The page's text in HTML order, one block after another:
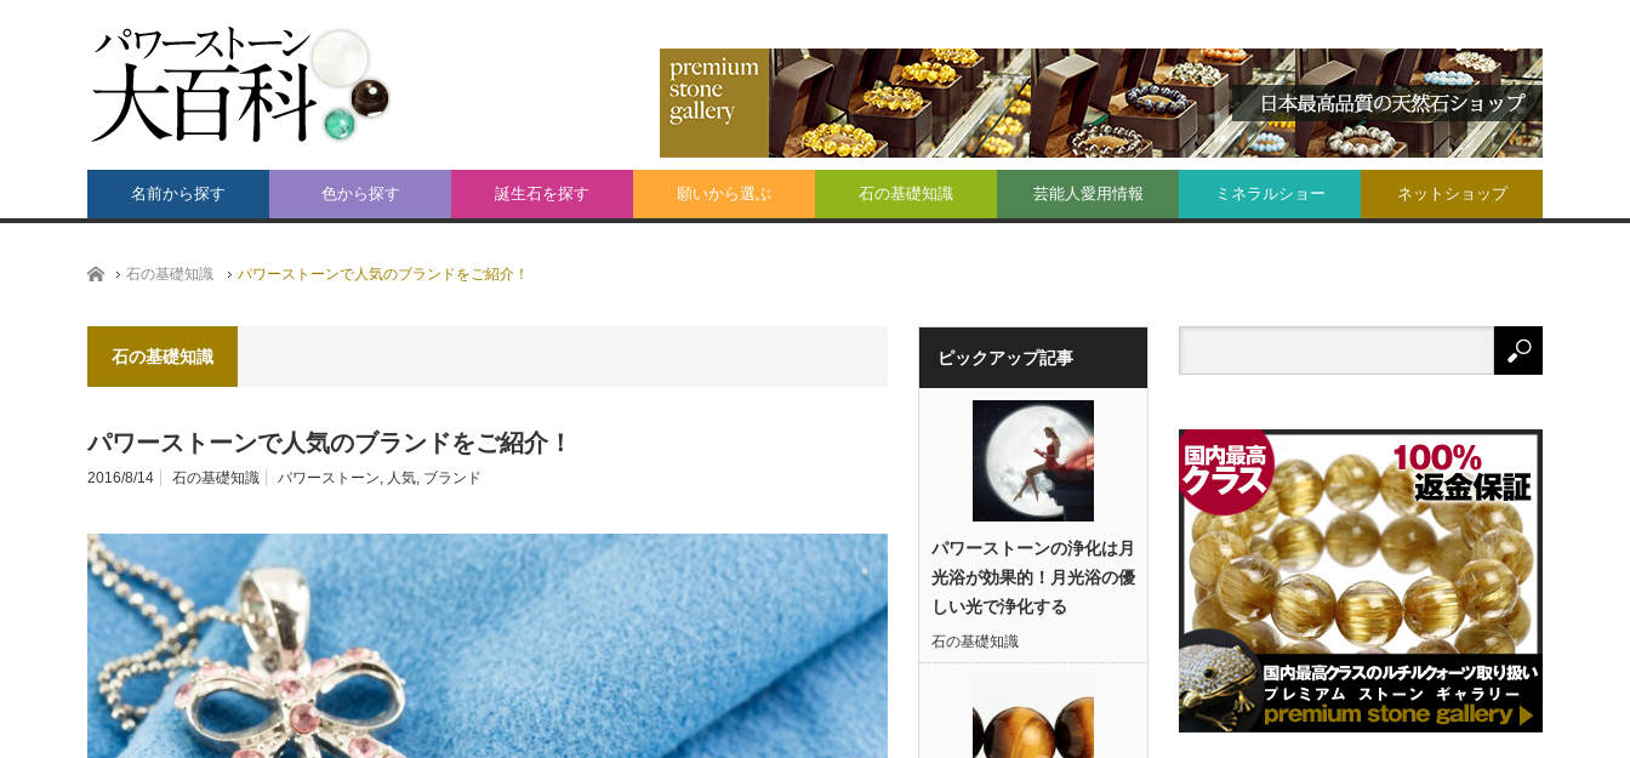
名前から探す 色から探す 誕生石を探す 願いから選ぶ 石の基礎知識 芸能人愛用情報 ミネラルショー ネットショップ
ホーム石の基礎知識 パワーストーンで人気のブランドをご紹介！
石の基礎知識
パワーストーンで人気のブランドをご紹介！
2016/8/14 石の基礎知識 パワーストーン, 人気, ブランド
ピックアップ記事
パワーストーンの浄化は月
光浴が効果的！月光浴の優
しい光で浄化する
石の基礎知識